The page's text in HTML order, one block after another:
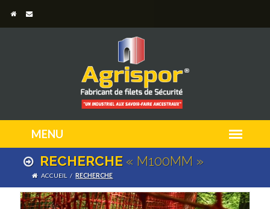
RECHERCHE « M100MM »
ACCUEIL / RECHERCHE